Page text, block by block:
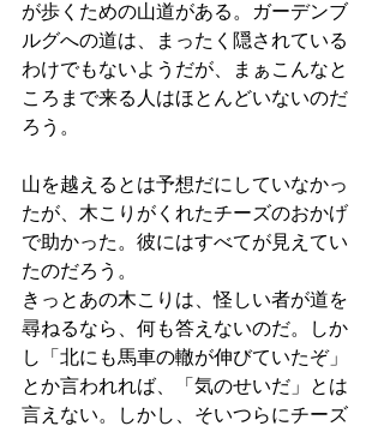
が歩くための山道がある。ガーデンブ
ルグへの道は、まったく隠されている
わけでもないようだが、まぁこんなと
ころまで来る人はほとんどいないのだ
ろう。
山を越えるとは予想だにしていなかっ
たが、木こりがくれたチーズのおかげ
で助かった。彼にはすべてが見えてい
たのだろう。
きっとあの木こりは、怪しい者が道を
尋ねるなら、何も答えないのだ。しか
し「北にも馬車の轍が伸びていたぞ」
とか言われれば、「気のせいだ」とは
言えない。しかし、そいつらにチーズ